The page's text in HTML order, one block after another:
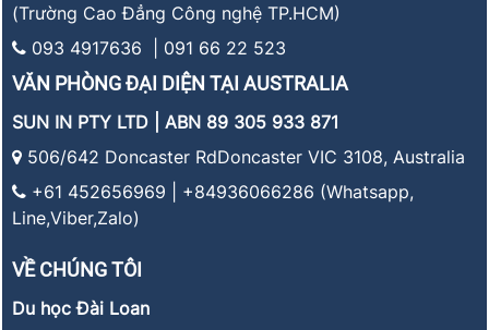
(Trường Cao Đẳng Công nghệ TP.HCM)
093 4917636 | 091 66 22 523
VĂN PHÒNG ĐẠI DIỆN TẠI AUSTRALIA
SUN IN PTY LTD | ABN 89 305 933 871
506/642 Doncaster RdDoncaster VIC 3108, Australia
+61 452656969 | +84936066286 (Whatsapp,
Line,Viber,Zalo)
VỀ CHÚNG TÔI
Du học Đài Loan